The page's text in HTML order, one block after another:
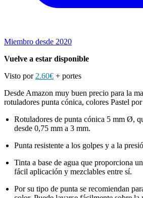
Miembro desde 2020
Vuelve a estar disponible
Visto por 2.60€ + portes
Desde Amazon muy buen precio para la
rotuladores punta cónica, colores Pastel
Rotuladores de punta cónica 5 mm Ø,
desde 0,75 mm a 3 mm.
Punta resistente a los golpes y a la
Tinta a base de agua que proporciona
fácil aplicación y mezclables entre sí.
Por su tipo de punta se recomiendan